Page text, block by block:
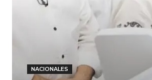
NACIONALES